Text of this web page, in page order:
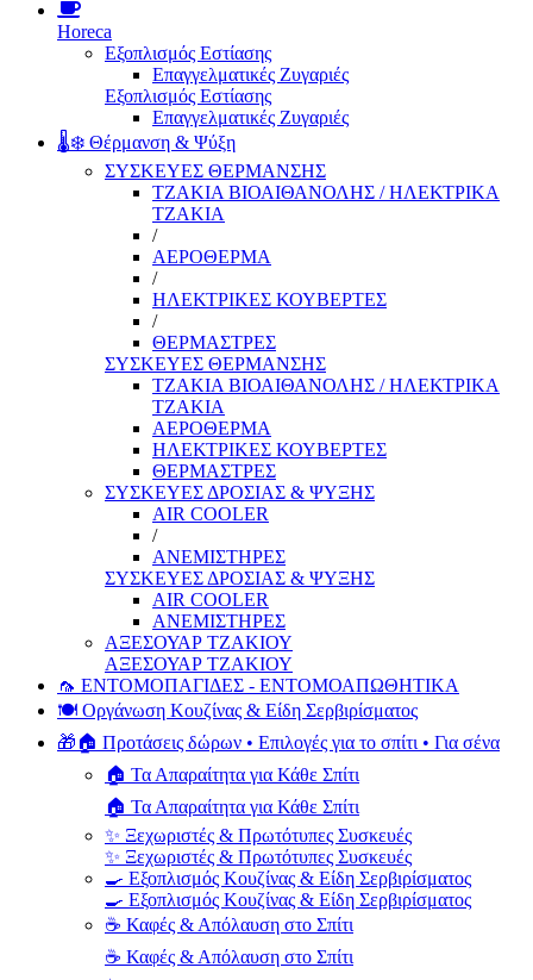
Horeca
Εξοπλισμός Εστίασης
Επαγγελματικές Ζυγαριές
Εξοπλισμός Εστίασης
Επαγγελματικές Ζυγαριές
🌡️❄️ Θέρμανση & Ψύξη
ΣΥΣΚΕΥΕΣ ΘΕΡΜΑΝΣΗΣ
ΤΖΑΚΙΑ ΒΙΟΑΙΘΑΝΟΛΗΣ / ΗΛΕΚΤΡΙΚΑ
ΤΖΑΚΙΑ
/
ΑΕΡΟΘΕΡΜΑ
/
ΗΛΕΚΤΡΙΚΕΣ ΚΟΥΒΕΡΤΕΣ
/
ΘΕΡΜΑΣΤΡΕΣ
ΣΥΣΚΕΥΕΣ ΘΕΡΜΑΝΣΗΣ
ΤΖΑΚΙΑ ΒΙΟΑΙΘΑΝΟΛΗΣ / ΗΛΕΚΤΡΙΚΑ
ΤΖΑΚΙΑ
ΑΕΡΟΘΕΡΜΑ
ΗΛΕΚΤΡΙΚΕΣ ΚΟΥΒΕΡΤΕΣ
ΘΕΡΜΑΣΤΡΕΣ
ΣΥΣΚΕΥΕΣ ΔΡΟΣΙΑΣ & ΨΥΞΗΣ
AIR COOLER
/
ΑΝΕΜΙΣΤΗΡΕΣ
ΣΥΣΚΕΥΕΣ ΔΡΟΣΙΑΣ & ΨΥΞΗΣ
AIR COOLER
ΑΝΕΜΙΣΤΗΡΕΣ
ΑΞΕΣΟΥΑΡ ΤΖΑΚΙΟΥ
ΑΞΕΣΟΥΑΡ ΤΖΑΚΙΟΥ
🦟 ΕΝΤΟΜΟΠΑΓΙΔΕΣ - ΕΝΤΟΜΟΑΠΩΘΗΤΙΚΑ
🍽️ Οργάνωση Κουζίνας & Είδη Σερβιρίσματος
🎁🏠 Προτάσεις δώρων • Επιλογές για το σπίτι • Για σένα
🏠 Τα Απαραίτητα για Κάθε Σπίτι
🏠 Τα Απαραίτητα για Κάθε Σπίτι
✨ Ξεχωριστές & Πρωτότυπες Συσκευές
✨ Ξεχωριστές & Πρωτότυπες Συσκευές
🍳 Εξοπλισμός Κουζίνας & Είδη Σερβιρίσματος
🍳 Εξοπλισμός Κουζίνας & Είδη Σερβιρίσματος
☕ Καφές & Απόλαυση στο Σπίτι
☕ Καφές & Απόλαυση στο Σπίτι